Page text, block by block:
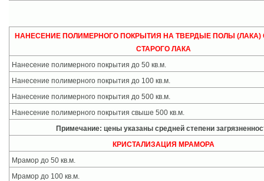
НАНЕСЕНИЕ ПОЛИМЕРНОГО ПОКРЫТИЯ НА ТВЕРДЫЕ ПОЛЫ
СТАРОГО ЛАКА
Нанесение полимерного покрытия до 50 кв.м.
Нанесение полимерного покрытия до 100 кв.м.
Нанесение полимерного покрытия до 500 кв.м.
Нанесение полимерного покрытия свыше 500 кв.м.
Примечание: цены указаны средней степени
КРИСТАЛИЗАЦИЯ МРАМОРА
Мрамор до 50 кв.м.
Мрамор до 100 кв.м.